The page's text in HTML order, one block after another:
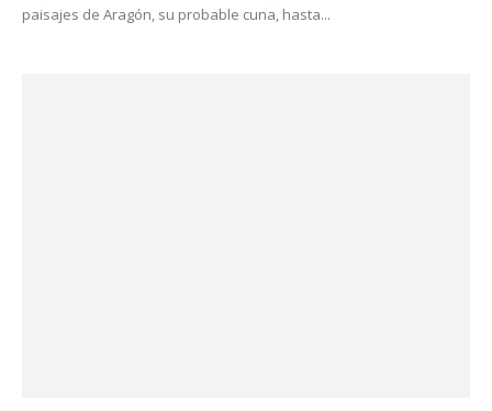
paisajes de Aragón, su probable cuna, hasta...